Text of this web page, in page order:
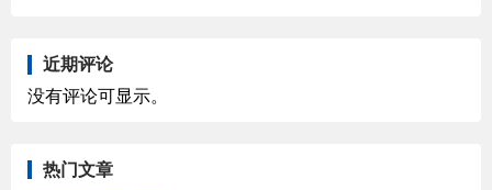
近期评论
没有评论可显示。
热门文章